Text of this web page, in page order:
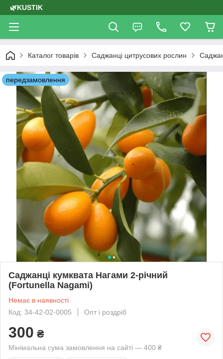
🌿KUSTIK
Каталог товарів Саджанці цитрусових рослин
передзамовлення
Саджанці кумквата Нагами 2-річний
(Fortunella Nagami)
Немає в наявності
Код: 34-42-02-0005
Опт і роздріб
300 ₴
Мінімальна сума замовлення на сайті — 400 ₴